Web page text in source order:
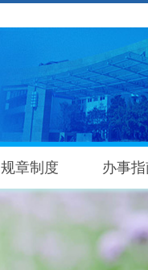
规章制度 办事